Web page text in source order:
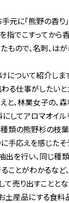
元に「熊野の香
指でこすってか
ので、名刺、は
について紹介し
る仕事がしたい
と、林業女子の
てアロマオイル
類の熊野杉の枝
手応えを感じたそ
を行い、同じ種
とがわかるなど
て売り出すこととな
産品にする食料